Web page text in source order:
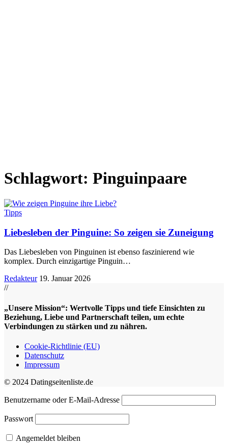
Schlagwort: Pinguinpaare
Tipps
Liebesleben der Pinguine: So zeigen sie Zuneigung
Das Liebesleben von Pinguinen ist ebenso faszinierend wie
komplex. Durch einzigartige Pinguin…
Redakteur 19. Januar 2026
//
„Unsere Mission“: Wertvolle Tipps und tiefe Einsichten zu
Beziehung, Liebe und Partnerschaft teilen, um echte
Verbindungen zu stärken und zu nähren.
Cookie-Richtlinie (EU)
Datenschutz
Impressum
© 2024 Datingseitenliste.de
Benutzername oder E-Mail-Adresse
Passwort
Angemeldet bleiben